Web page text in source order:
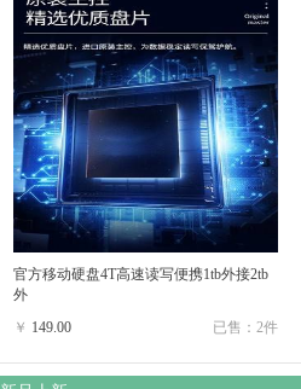
官方移动硬盘4T高速读写便携1tb外接2tb
外
￥ 149.00 已售：2件